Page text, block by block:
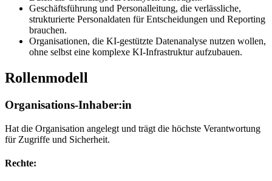
Geschäftsführung und Personalleitung, die verlässliche,
strukturierte Personaldaten für Entscheidungen und Reporting
brauchen.
Organisationen, die KI-gestützte Datenanalyse nutzen wollen,
ohne selbst eine komplexe KI-Infrastruktur aufzubauen.
Rollenmodell
Organisations-Inhaber:in
Hat die Organisation angelegt und trägt die höchste Verantwortung
für Zugriffe und Sicherheit.
Rechte: